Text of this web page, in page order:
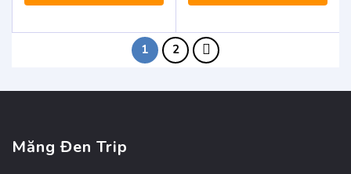
1 2
Măng Đen Trip